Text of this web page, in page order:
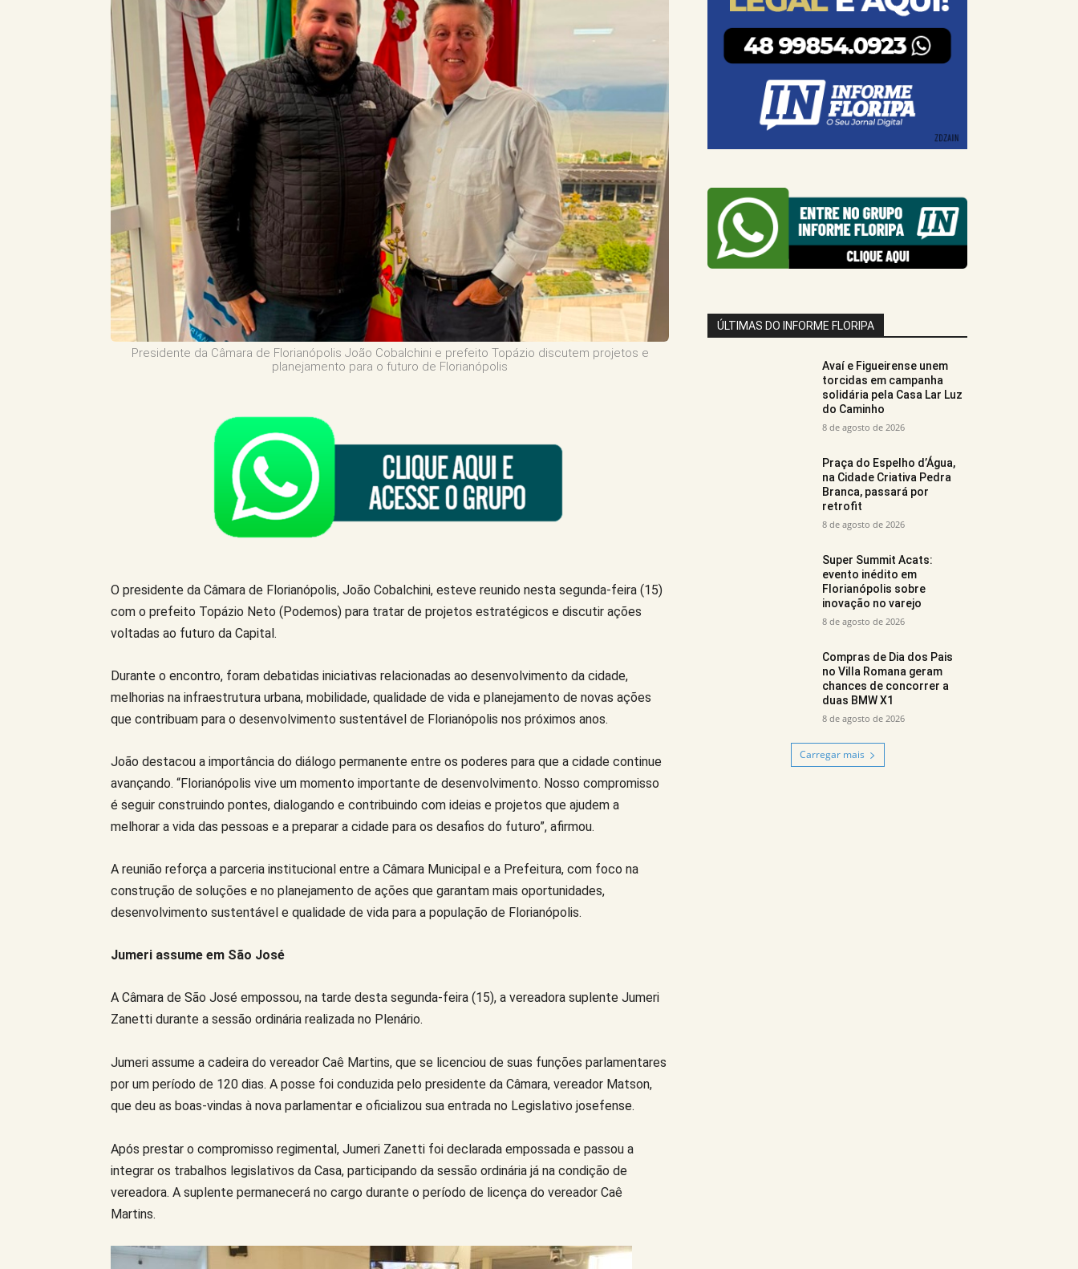
Presidente da Câmara de Florianópolis João Cobalchini e prefeito Topázio discutem projetos e
planejamento para o futuro de Florianópolis
O presidente da Câmara de Florianópolis, João Cobalchini, esteve reunido nesta segunda-feira (15)
com o prefeito Topázio Neto (Podemos) para tratar de projetos estratégicos e discutir ações
voltadas ao futuro da Capital.
Durante o encontro, foram debatidas iniciativas relacionadas ao desenvolvimento da cidade,
melhorias na infraestrutura urbana, mobilidade, qualidade de vida e planejamento de novas ações
que contribuam para o desenvolvimento sustentável de Florianópolis nos próximos anos.
João destacou a importância do diálogo permanente entre os poderes para que a cidade continue
avançando. “Florianópolis vive um momento importante de desenvolvimento. Nosso compromisso
é seguir construindo pontes, dialogando e contribuindo com ideias e projetos que ajudem a
melhorar a vida das pessoas e a preparar a cidade para os desafios do futuro”, afirmou.
A reunião reforça a parceria institucional entre a Câmara Municipal e a Prefeitura, com foco na
construção de soluções e no planejamento de ações que garantam mais oportunidades,
desenvolvimento sustentável e qualidade de vida para a população de Florianópolis.
Jumeri assume em São José
A Câmara de São José empossou, na tarde desta segunda-feira (15), a vereadora suplente Jumeri
Zanetti durante a sessão ordinária realizada no Plenário.
Jumeri assume a cadeira do vereador Caê Martins, que se licenciou de suas funções parlamentares
por um período de 120 dias. A posse foi conduzida pelo presidente da Câmara, vereador Matson,
que deu as boas-vindas à nova parlamentar e oficializou sua entrada no Legislativo josefense.
Após prestar o compromisso regimental, Jumeri Zanetti foi declarada empossada e passou a
integrar os trabalhos legislativos da Casa, participando da sessão ordinária já na condição de
vereadora. A suplente permanecerá no cargo durante o período de licença do vereador Caê
Martins.
ÚLTIMAS DO INFORME FLORIPA
Avaí e Figueirense unem
torcidas em campanha
solidária pela Casa Lar Luz
do Caminho
8 de agosto de 2026
Praça do Espelho d’Água,
na Cidade Criativa Pedra
Branca, passará por
retrofit
8 de agosto de 2026
Super Summit Acats:
evento inédito em
Florianópolis sobre
inovação no varejo
8 de agosto de 2026
Compras de Dia dos Pais
no Villa Romana geram
chances de concorrer a
duas BMW X1
8 de agosto de 2026
Carregar mais